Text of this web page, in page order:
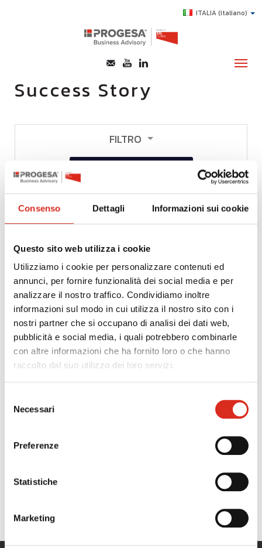
Consenso Dettagli Informazioni sui cookie
Questo sito web utilizza i cookie
Utilizziamo i cookie per personalizzare contenuti ed
annunci, per fornire funzionalità dei social media e per
analizzare il nostro traffico. Condividiamo inoltre
informazioni sul modo in cui utilizza il nostro sito con i
nostri partner che si occupano di analisi dei dati web,
pubblicità e social media, i quali potrebbero combinarle
con altre informazioni che ha fornito loro o che hanno
raccolto dal suo utilizzo dei loro servizi.
delNecessari
Preferenze
Statistiche
Marketing
ITALIA(italiano)
HIGHLIGHTS
E-LEARNING
Success Story
FILTRO
ANNULLA
n. 1
Il nostro cliente: Ar-texÈ dal 1970 che la Ar-tex
opera nel mercato italiano e internazionale degli
o-rings e degli articoli tecnici in gomma con
di ogni[...]